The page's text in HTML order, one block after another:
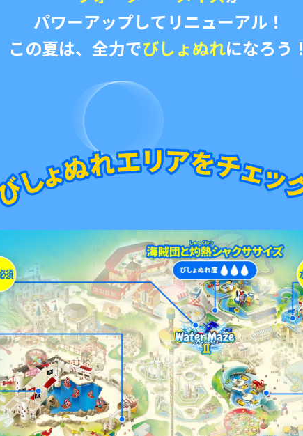
パワーアップしてリニューアル！
この夏は、全力でびしょぬれになろう！